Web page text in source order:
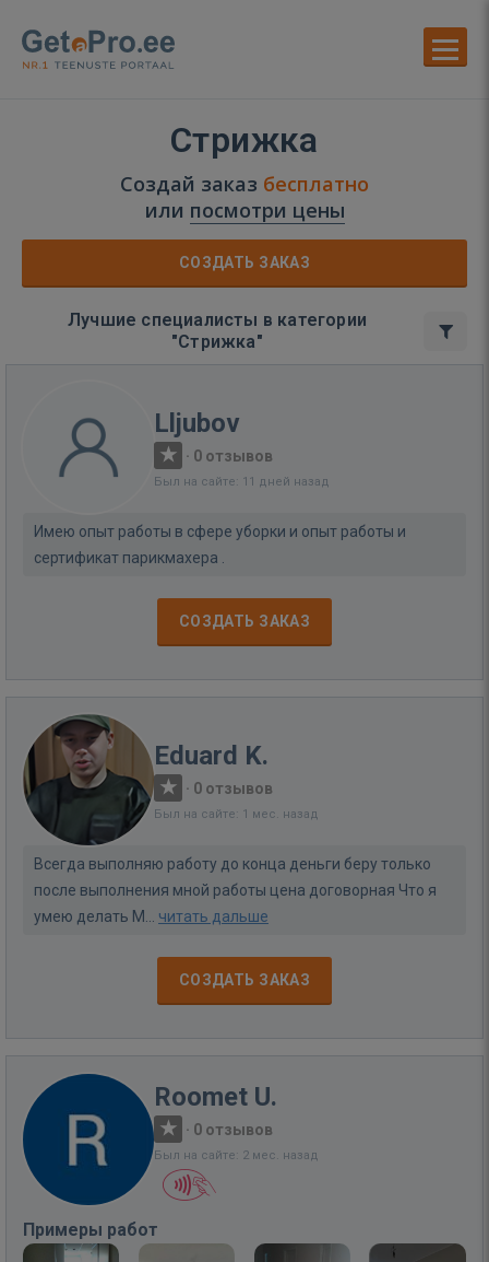
Стрижка
Создай заказ бесплатно
или посмотри цены
СОЗДАТЬ ЗАКАЗ
Лучшие специалисты в категории
"Стрижка"
Lljubov
· 0 отзывов
Был на сайте: 11 дней назад
Имею опыт работы в сфере уборки и опыт работы и
сертификат парикмахера .
СОЗДАТЬ ЗАКАЗ
Eduard K.
· 0 отзывов
Был на сайте: 1 мес. назад
Всегда выполняю работу до конца деньги беру только
после выполнения мной работы цена договорная Что я
умею делать М... читать дальше
СОЗДАТЬ ЗАКАЗ
Roomet U.
· 0 отзывов
Был на сайте: 2 мес. назад
Примеры работ